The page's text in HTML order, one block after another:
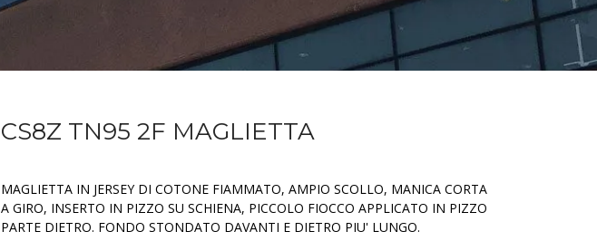
CS8Z TN95 2F MAGLIETTA
MAGLIETTA IN JERSEY DI COTONE FIAMMATO, AMPIO SCOLLO, MANICA CORTA
A GIRO, INSERTO IN PIZZO SU SCHIENA, PICCOLO FIOCCO APPLICATO IN PIZZO
PARTE DIETRO. FONDO STONDATO DAVANTI E DIETRO PIU' LUNGO.